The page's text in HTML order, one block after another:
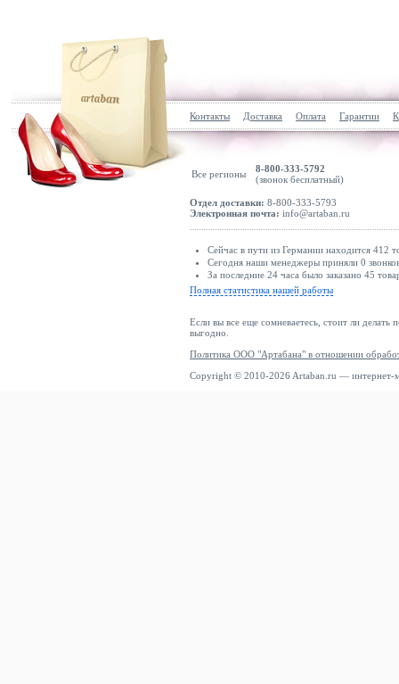
Контакты Доставка Оплата Гарантии
Все регионы
8-800-333-5792
(звонок бесплатный)
Отдел доставки: 8-800-333-5793
Электронная почта: info@artaban.ru
Сейчас в пути из Германии находится 412
Сегодня наши менеджеры приняли 0
За последние 24 часа было заказано 45
Полная статистика нашей работы
Если вы все еще сомневаетесь, стоит ли делать
выгодно.
Политика ООО "Артабана" в отношении
Copyright © 2010-2026 Artaban.ru — интернет-